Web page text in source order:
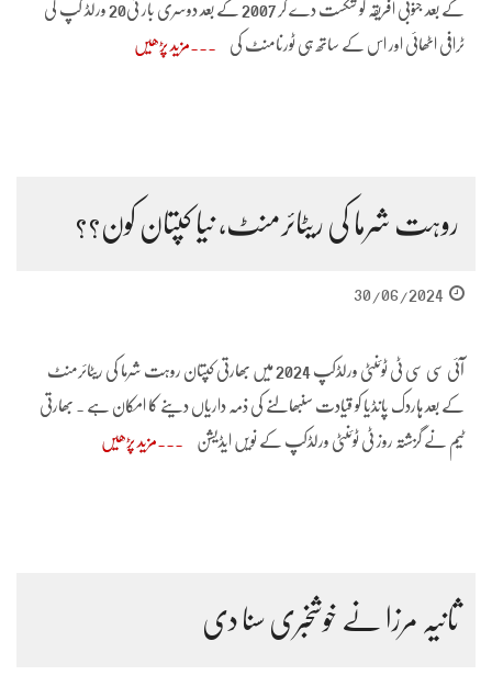
کے بعد جنوبی افریقہ کو شکست دے کر 2007 کے بعد دوسری بار ٹی20 ورلڈ کپ کی
ٹرافی اٹھائی اور اس کے ساتھ ہی ٹورنامنٹ کی مزید پڑھیں
روہت شرما کی ریٹائرمنٹ، نیا کپتان کون؟؟
30/06/2024
آئی سی سی ٹی ٹوئنٹی ورلڈکپ 2024 میں بھارتی کپتان روہت شرما کی ریٹائرمنٹ
کے بعد ہاردک پانڈیا کو قیادت سنبھالنے کی ذمہ داریاں دینے کا امکان ہے . بھارتی
ٹیم نے گزشتہ روز ٹی ٹوئنٹی ورلڈکپ کے نویں ایڈیشن مزید پڑھیں
ثانیہ مرزا نے خوشخبری سنا دی